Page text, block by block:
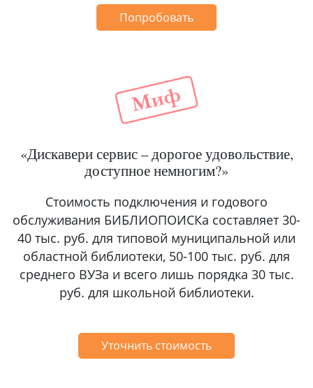
Попробовать
«Дискавери сервис – дорогое удовольствие,
доступное немногим?»
Стоимость подключения и годового
обслуживания БИБЛИОПОИСКа составляет 30-
40 тыс. руб. для типовой муниципальной или
областной библиотеки, 50-100 тыс. руб. для
среднего ВУЗа и всего лишь порядка 30 тыс.
руб. для школьной библиотеки.
Уточнить стоимость